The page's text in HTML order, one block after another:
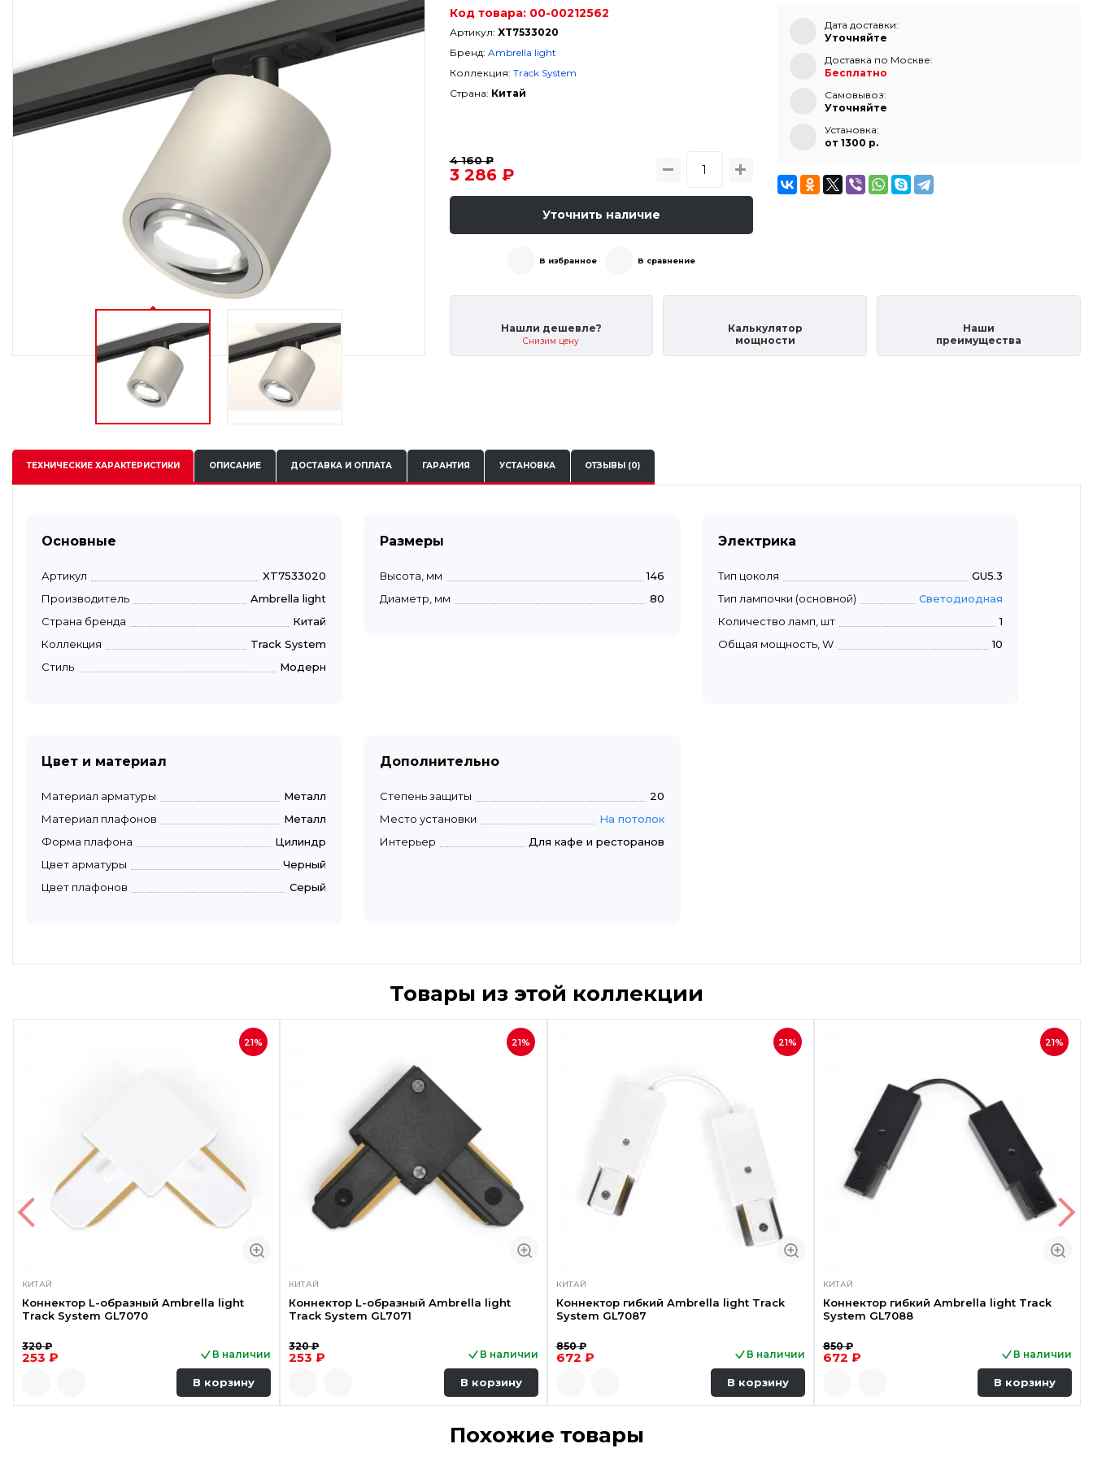
Код товара: 00-00212562
Артикул: XT7533020
Бренд: Ambrella light
Коллекция: Track System
Страна: Китай
4 160 ₽
3 286 ₽
Уточнить наличие
В избранное В сравнение
Дата доставки:
Уточняйте
Доставка по Москве:
Бесплатно
Самовывоз:
Уточняйте
Установка:
от 1300 p.
Нашли дешевле?
Снизим цену
Калькулятор
мощности
Наши
преимущества
ТЕХНИЧЕСКИЕХАРАКТЕРИСТИКИ ОПИСАНИЕ ДОСТАВКА И ОПЛАТА ГАРАНТИЯ УСТАНОВКА ОТЗЫВЫ (0)
Основные
Артикул
XT7533020
Производитель
Ambrella light
Страна бренда
Китай
Коллекция
Track System
Стиль
Модерн
Размеры
Высота, мм
146
Диаметр, мм
80
Электрика
Тип цоколя
GU5.3
Тип лампочки (основной)
Светодиодная
Количество ламп, шт
1
Общая мощность, W
10
Цвет и материал
Материал арматуры
Металл
Материал плафонов
Металл
Форма плафона
Цилиндр
Цвет арматуры
Черный
Цвет плафонов
Серый
Дополнительно
Степень защиты
20
Место установки
На потолок
Интерьер
Для кафе и ресторанов
Товары из этой коллекции
21%
КИТАЙ
Коннектор L-образный Ambrella light
Track System GL7070
320 ₽
253 ₽ В наличии
В корзину
21%
КИТАЙ
Коннектор L-образный Ambrella light
Track System GL7071
320 ₽
253 ₽ В наличии
В корзину
21%
КИТАЙ
Коннектор гибкий Ambrella light Track
System GL7087
850 ₽
672 ₽ В наличии
В корзину
21%
КИТАЙ
Коннектор гибкий Ambrella light Track
System GL7088
850 ₽
672 ₽ В наличии
В корзину
Быстрый просмотр Быстрый просмотр
Похожие товары